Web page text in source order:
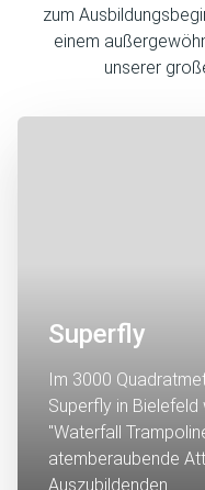
zum
einem
unserer
Superfly
Im 3000
Superfly in
"Waterfall
atemberaubende
Auszubildenden.